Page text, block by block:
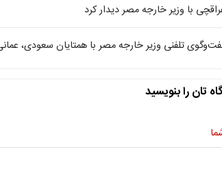
با وزیر خارجه مصر دیدار کرد
تلفنی وزیر خارجه مصر با همتایان سعودی،
تان را بنویسید